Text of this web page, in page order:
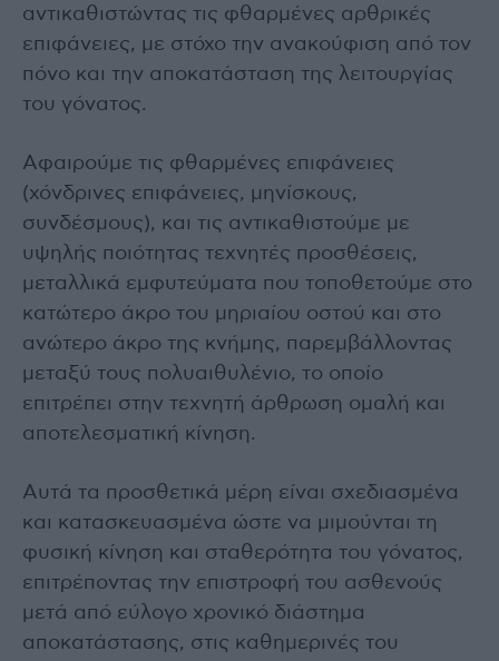
αντικαθιστώντας τις φθαρμένες αρθρικές
επιφάνειες, με στόχο την ανακούφιση από τον
πόνο και την αποκατάσταση της λειτουργίας
του γόνατος.
Αφαιρούμε τις φθαρμένες επιφάνειες
(χόνδρινες επιφάνειες, μηνίσκους,
συνδέσμους), και τις αντικαθιστούμε με
υψηλής ποιότητας τεχνητές προσθέσεις,
μεταλλικά εμφυτεύματα που τοποθετούμε στο
κατώτερο άκρο του μηριαίου οστού και στο
ανώτερο άκρο της κνήμης, παρεμβάλλοντας
μεταξύ τους πολυαιθυλένιο, το οποίο
επιτρέπει στην τεχνητή άρθρωση ομαλή και
αποτελεσματική κίνηση.
Αυτά τα προσθετικά μέρη είναι σχεδιασμένα
και κατασκευασμένα ώστε να μιμούνται τη
φυσική κίνηση και σταθερότητα του γόνατος,
επιτρέποντας την επιστροφή του ασθενούς
μετά από εύλογο χρονικό διάστημα
αποκατάστασης, στις καθημερινές του